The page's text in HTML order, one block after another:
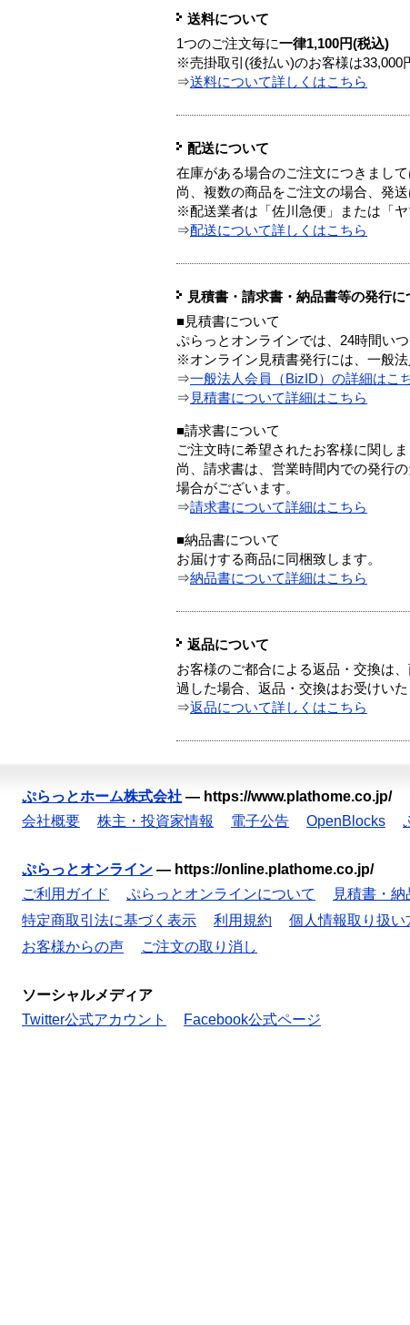
送料について
1つのご注文毎に一律1,100円(税込)
※売掛取引(後払い)のお客様は33,000
⇒送料について詳しくはこちら
配送について
在庫がある場合のご注文につきまし
尚、複数の商品をご注文の場合、発
※配送業者は「佐川急便」または「
⇒配送について詳しくはこちら
見積書・請求書・納品書等の発行に
■見積書について
ぷらっとオンラインでは、24時間い
※オンライン見積書発行には、一般
⇒一般法人会員（BizID）の詳細はこ
⇒ 見積書について詳細はこちら
■請求書について
ご注文時に希望されたお客様に関し
尚、請求書は、営業時間内での発行
場合がございます。
⇒請求書について詳細はこちら
■納品書について
お届けする商品に同梱致します。
⇒納品書について詳細はこちら
返品について
お客様のご都合による返品・交換は
過した場合、返品・交換はお受けいた
⇒返品について詳しくはこちら
ぷらっとホーム株式会社 — https://www.plathome.co.jp/
会社概要
株主・投資家情報 電子公告 OpenBlocks
ぷらっとオンライン — https://online.plathome.co.jp/
ご利用ガイド
ぷらっとオンラインについて 見積書・
特定商取引法に基づく表示
利用規約 個人情報取り扱い
お客様からの声
ご注文の取り消し
ソーシャルメディア
Twitter公式アカウント
Facebook公式ページ